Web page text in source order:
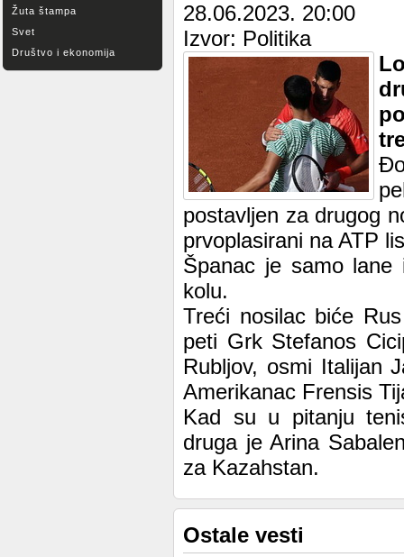
Žuta štampa
Svet
Društvo i ekonomija
28.06.2023. 20:00
Izvor: Politika
postavljen za drugog
prvoplasirani na ATP
Španac je samo lane
kolu.
Treći nosilac biće
peti Grk Stefanos
Rubljov, osmi Italijan
Amerikanac Frensis
Kad su u pitanju
druga je Arina
za Kazahstan.
Ostale vesti